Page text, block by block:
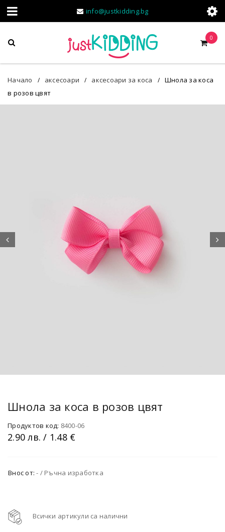
info@justkidding.bg
0
Начало / аксесоари / аксесоари за коса /
Шнола за коса
в розов цвят
Шнола за коса в розов цвят
Продуктов код: 8400-06
2.90лв. / 1.48 €
Внос от: - / Ръчна изработка
Всички артикули са налични